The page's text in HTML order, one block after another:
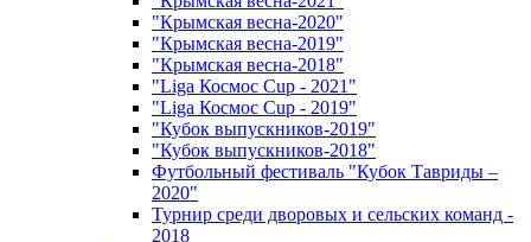
"Крымская весна-2020"
"Крымская весна-2019"
"Крымская весна-2018"
"Liga Космос Cup - 2021"
"Liga Космос Cup - 2019"
"Кубок выпускников-2019"
"Кубок выпускников-2018"
Футбольный фестиваль "Кубок Тавриды –
2020"
Турнир среди дворовых и сельских команд -
2018